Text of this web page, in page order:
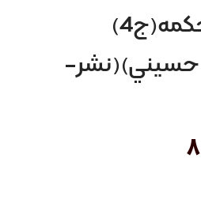
يادداشتهاي محکمه(ج4)
حسيني)(نشر-